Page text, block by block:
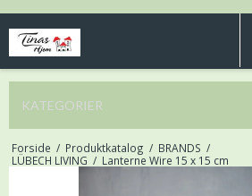
KATEGORIER
Forside / Produktkatalog / BRANDS /
LÜBECH LIVING / Lanterne Wire 15 x 15 cm